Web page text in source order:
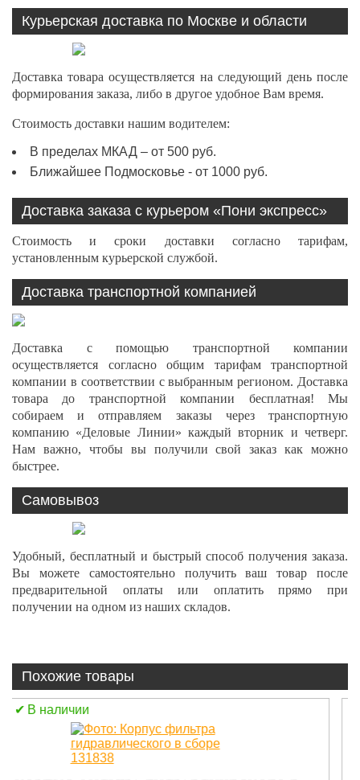
Курьерская доставка по Москве и области
Доставка товара осуществляется на следующий день после
формирования заказа, либо в другое удобное Вам время.
Стоимость доставки нашим водителем:
В пределах МКАД – от 500 руб.
Ближайшее Подмосковье - от 1000 руб.
Доставка заказа с курьером «Пони экспресс»
Стоимость и сроки доставки согласно тарифам,
установленным курьерской службой.
Доставка транспортной компанией
Доставка с помощью транспортной компании
осуществляется согласно общим тарифам транспортной
компании в соответствии с выбранным регионом. Доставка
товара до транспортной компании бесплатная! Мы
собираем и отправляем заказы через транспортную
компанию «Деловые Линии» каждый вторник и четверг.
Нам важно, чтобы вы получили свой заказ как можно
быстрее.
Самовывоз
Удобный, бесплатный и быстрый способ получения заказа.
Вы можете самостоятельно получить ваш товар после
предварительной оплаты или оплатить прямо при
получении на одном из наших складов.
Похожие товары
В наличии
САЛЬНИК 203746